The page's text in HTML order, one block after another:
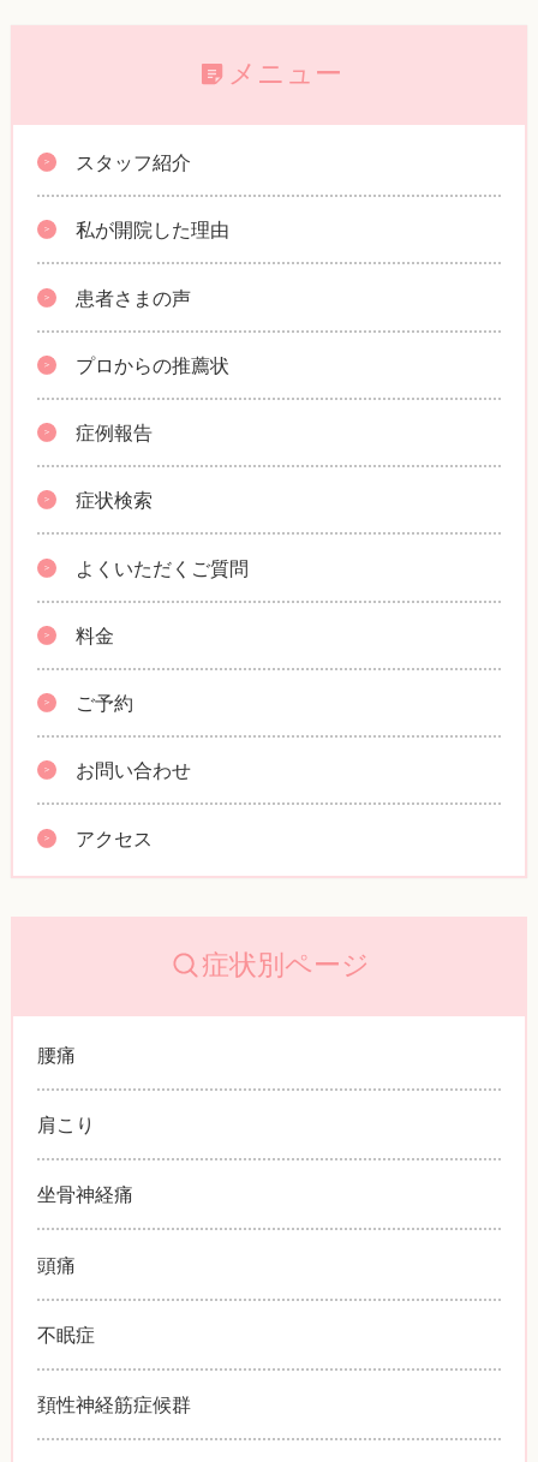
メニュー
スタッフ紹介
私が開院した理由
患者さまの声
プロからの推薦状
症例報告
症状検索
よくいただくご質問
料金
ご予約
お問い合わせ
アクセス
症状別ページ
腰痛
肩こり
坐骨神経痛
頭痛
不眠症
頚性神経筋症候群